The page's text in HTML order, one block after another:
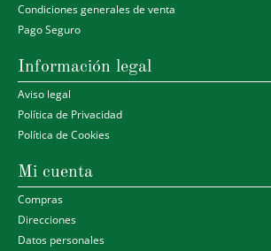
Condiciones generales de venta
Pago Seguro
Información legal
Aviso legal
Política de Privacidad
Política de Cookies
Mi cuenta
Compras
Direcciones
Datos personales